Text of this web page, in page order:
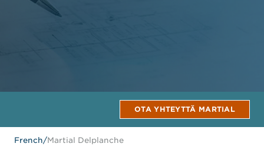
OTA YHTEYTTÄ MARTIAL
French/Martial Delplanche